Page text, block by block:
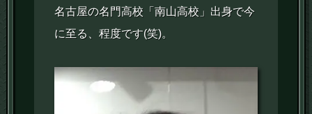
名古屋の名門高校「南山高校」出身で今
に至る、程度です(笑)。